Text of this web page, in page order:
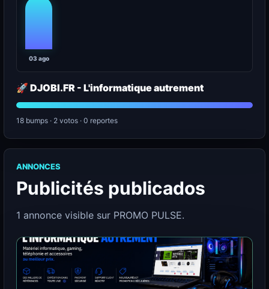
03 ago
🚀 DJOBI.FR - L'informatique autrement
18 bumps · 2 votos · 0 reportes
ANNONCES
Publicités publicados
1 annonce visible sur PROMO PULSE.